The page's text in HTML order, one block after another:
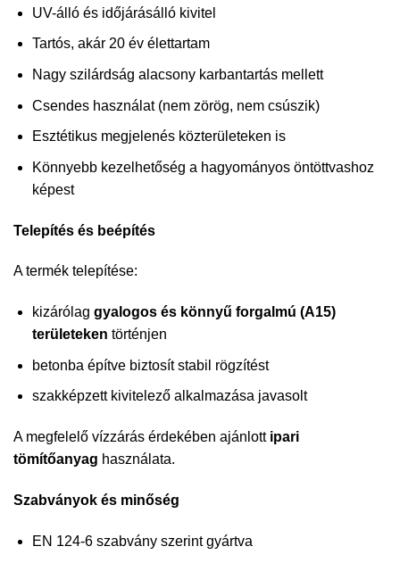
UV-álló és időjárásálló kivitel
Tartós, akár 20 év élettartam
Nagy szilárdság alacsony karbantartás mellett
Csendes használat (nem zörög, nem csúszik)
Esztétikus megjelenés közterületeken is
Könnyebb kezelhetőség a hagyományos öntöttvashoz
képest
Telepítés és beépítés
A termék telepítése:
kizárólag gyalogos és könnyű forgalmú (A15)
területeken történjen
betonba építve biztosít stabil rögzítést
szakképzett kivitelező alkalmazása javasolt
A megfelelő vízzárás érdekében ajánlott ipari
tömítőanyag használata.
Szabványok és minőség
EN 124-6 szabvány szerint gyártva